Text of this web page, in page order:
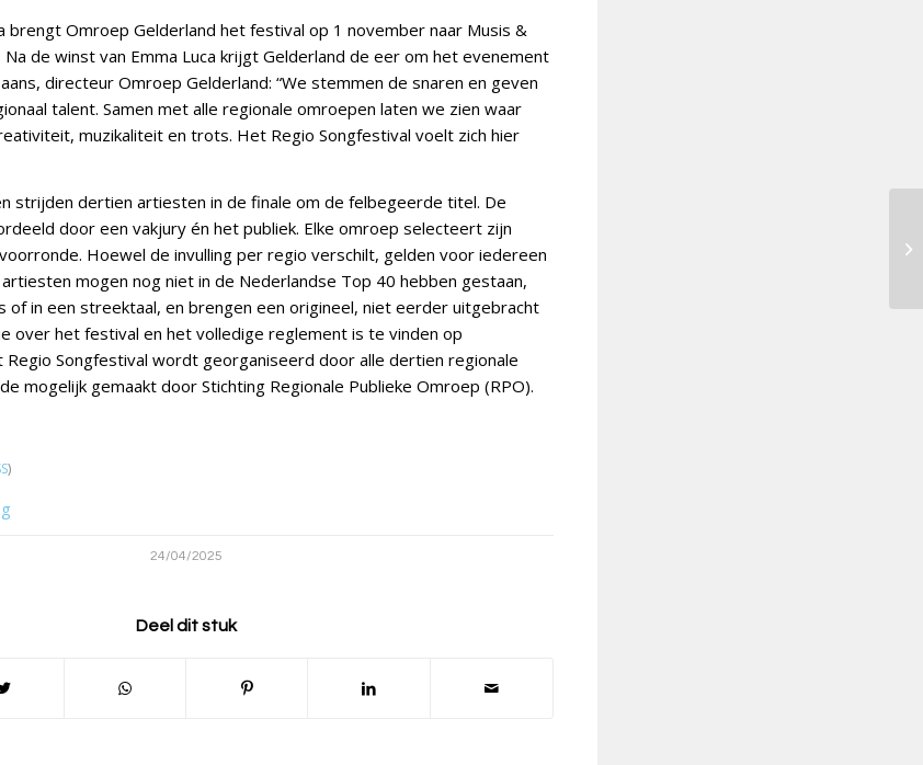
brengt Omroep Gelderland het festival op 1 november naar Musis &
de winst van Emma Luca krijgt Gelderland de eer om het evenement
directeur Omroep Gelderland: “We stemmen de snaren en geven
talent. Samen met alle regionale omroepen laten we zien waar
muzikaliteit en trots. Het Regio Songfestival voelt zich hier
strijden dertien artiesten in de finale om de felbegeerde titel. De
door een vakjury én het publiek. Elke omroep selecteert zijn
Hoewel de invulling per regio verschilt, gelden voor iedereen
mogen nog niet in de Nederlandse Top 40 hebben gestaan,
of in een streektaal, en brengen een origineel, niet eerder uitgebracht
over het festival en het volledige reglement is te vinden op
Songfestival wordt georganiseerd door alle dertien regionale
mogelijk gemaakt door Stichting Regionale Publieke Omroep (RPO).
)
24/04/2025
Deel dit stuk